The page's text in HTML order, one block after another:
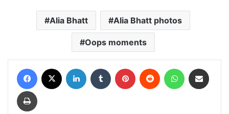
Alia Bhatt Alia Bhatt photos
Oops moments
Facebook LinkedIn Tumblr Pinterest Reddit WhatsApp
Print